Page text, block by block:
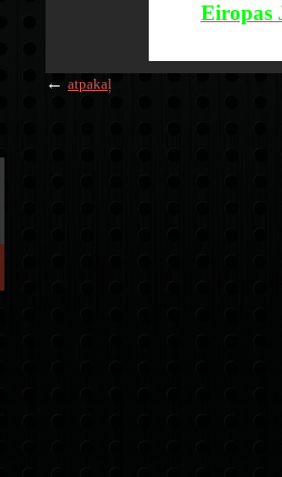
Eiropas
← atpakaļ